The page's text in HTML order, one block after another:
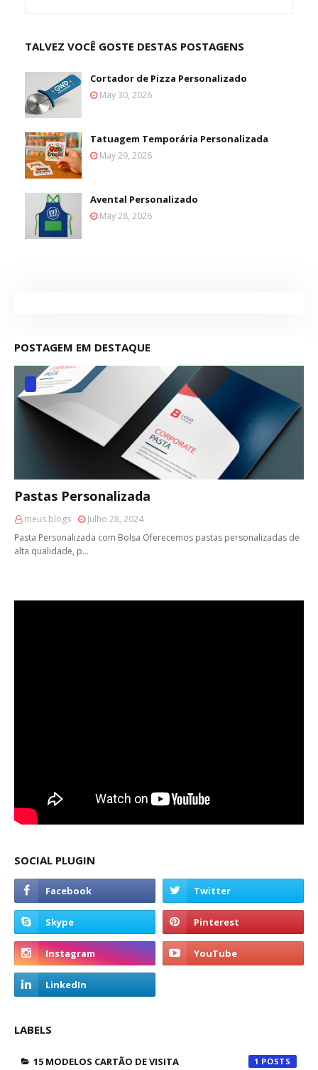
TALVEZ VOCÊ GOSTE DESTAS POSTAGENS
Cortador de Pizza Personalizado
May 30, 2026
Tatuagem Temporária Personalizada
May 29, 2026
Avental Personalizado
May 28, 2026
POSTAGEM EM DESTAQUE
Pastas Personalizada
meus blogs
Julho 28, 2024
Pasta Personalizada com Bolsa Oferecemos pastas personalizadas de
alta qualidade, p…
SOCIAL PLUGIN
LABELS
15 MODELOS CARTÃO DE VISITA 1